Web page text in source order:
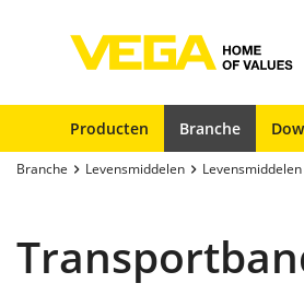
Producten Branche
Branche Levensmiddelen Levensmiddelen